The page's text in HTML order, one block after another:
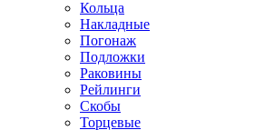
Кольца
Накладные
Погонаж
Подложки
Раковины
Рейлинги
Скобы
Торцевые